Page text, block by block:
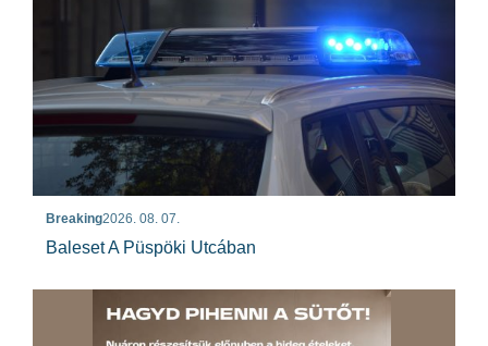
Breaking2026. 08. 07.
Baleset A Püspöki Utcában